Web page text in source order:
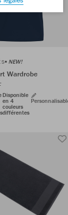
NEW!
Wardrobe
Disponible
en 4
couleurs
différentes